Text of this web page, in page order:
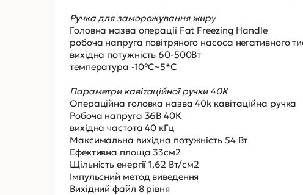
Ручка для заморожування жиру
Головна назва операції Fat Freezing Handle
робоча напруга повітряного насоса негативного
вихідна потужність 60-500Вт
температура -10°C~5*C
Параметри кавітаційної ручки 40K
Операційна головка назва 40k кавітаційна ручка
Робоча напруга 36В 40К
вихідна частота 40 кГц
Максимальна вихідна потужність 54 Вт
Ефективна площа 33см2
Щільність енергії 1,62 Вт/см2
Імпульсний метод виведення
Вихідний файл 8 рівня